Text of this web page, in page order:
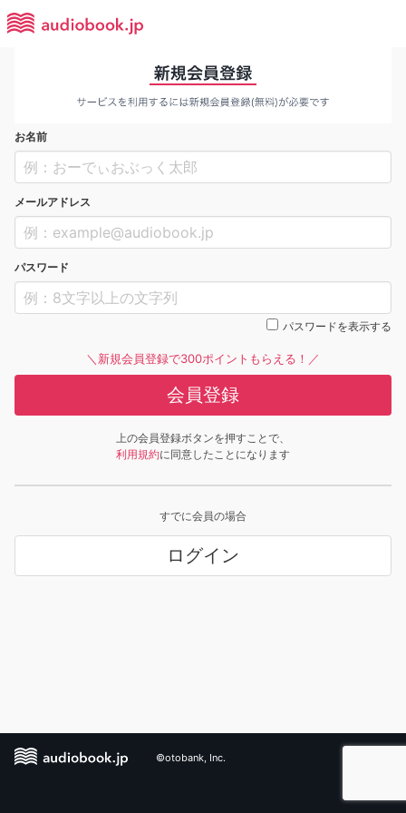
お名前
メールアドレス
パスワード
パスワードを表示する
＼新規会員登録で300ポイントもらえる！／
会員登録
上の会員登録ボタンを押すことで、
利用規約に同意したことになります
すでに会員の場合
ログイン
©otobank, Inc.